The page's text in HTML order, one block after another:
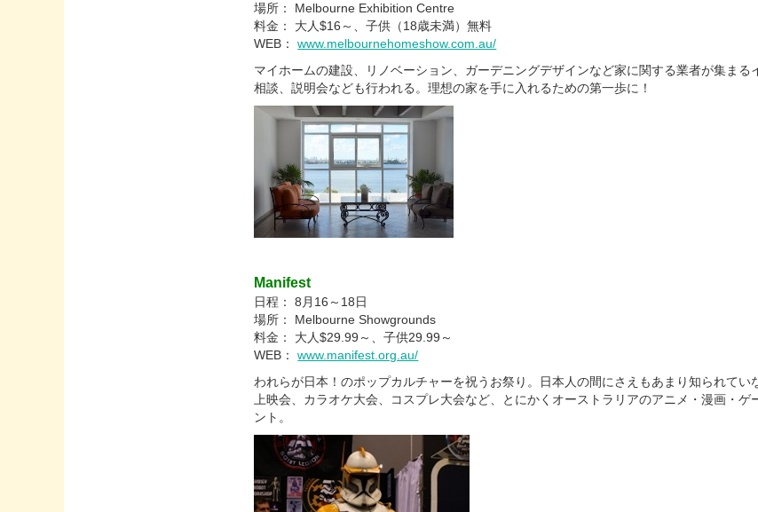
場所： Melbourne Exhibition Centre
料金： 大人$16～、子供（18歳未満）無料
WEB：www.melbournehomeshow.com.au/
マイホームの建設、リノベーション、ガーデニングデザインなど家に関する業者が集まる
相談、説明会なども行われる。理想の家を手に入れるための第一歩に！
Manifest
日程： 8月16～18日
場所： Melbourne Showgrounds
料金： 大人$29.99～、子供29.99～
WEB：www.manifest.org.au/
われらが日本！のポップカルチャーを祝うお祭り。日本人の間にさえもあまり知られてい
上映会、カラオケ大会、コスプレ大会など、とにかくオーストラリアのアニメ・漫画・ゲ
ント。